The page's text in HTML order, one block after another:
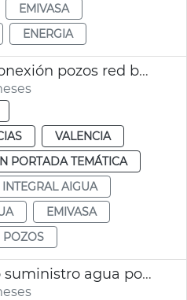
EMIVASA
ENERGIA
València mejora conexión pozos red baja presión
VALENCIA
PORTADA TEMÁTICA
INTEGRAL AIGUA
EMIVASA
POZOS
Prórroga convenio suministro agua potable personas vulnerables